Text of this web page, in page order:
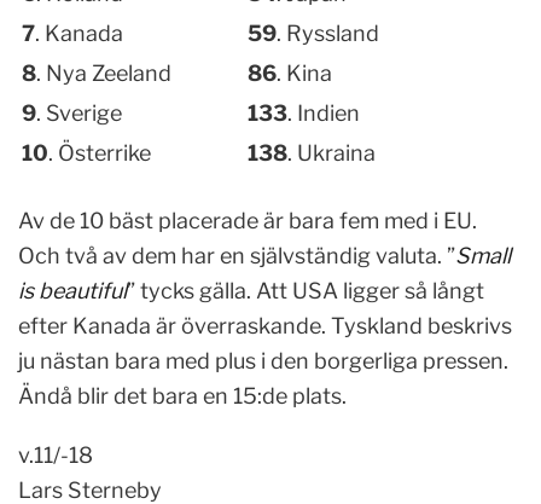
7. Kanada 59. Ryssland
8. Nya Zeeland 86. Kina
9. Sverige 133. Indien
10. Österrike 138. Ukraina
Av de 10 bäst placerade är bara fem med i EU.
Och två av dem har en självständig valuta. ”Small
is beautiful” tycks gälla. Att USA ligger så långt
efter Kanada är överraskande. Tyskland beskrivs
ju nästan bara med plus i den borgerliga pressen.
Ändå blir det bara en 15:de plats.
v.11/-18
Lars Sterneby